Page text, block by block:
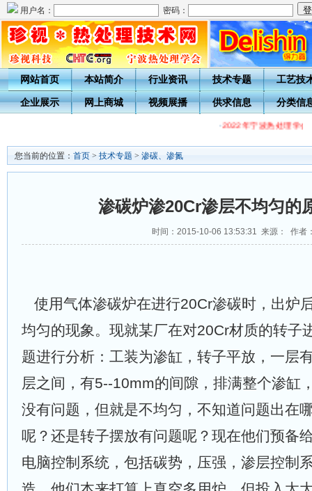
用户名： 密码：
网站首页 本站简介 行业资讯 技术专题 工艺技
企业展示 网上商城 视频展播 供求信息 分类信
2022年宁波热处理学会
您当前的位置： 首页 > 技术专题 > 渗碳、渗氮
渗碳炉渗20Cr渗层不均匀的
时间：2015-10-06 13:53:31 来源： 作者
使用气体渗碳炉在进行20Cr渗碳时，出炉
均匀的现象 。现就某厂在对20Cr材质的转子
题进行分析： 工装为渗缸，转子平放，一层
层之间，有5--10mm的间隙，排满整个渗缸
没有问题，但就是不均匀，不知道问题出在
呢 ？还是转子摆放有问题呢 ？现在他们预备
电脑控制系统，包括碳势，压强，渗层控制